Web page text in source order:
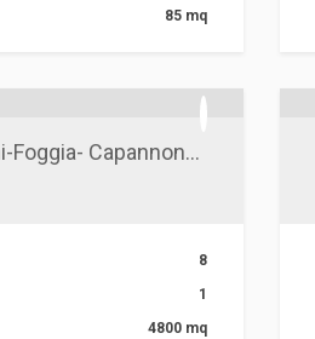
85 mq
Villaggio Artigiani-Foggia- Capannone industriale e commerciale ampia metratura
8
1
4800 mq